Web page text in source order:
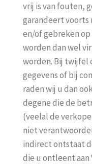
vrij is van fouten,
garandeert
en/of gebreken
worden dan wel
worden. Bij twijfel
gegevens of bij
raden wij u dan
degene die de
(veelal de
niet
indirect ontstaat
die u ontleent aan